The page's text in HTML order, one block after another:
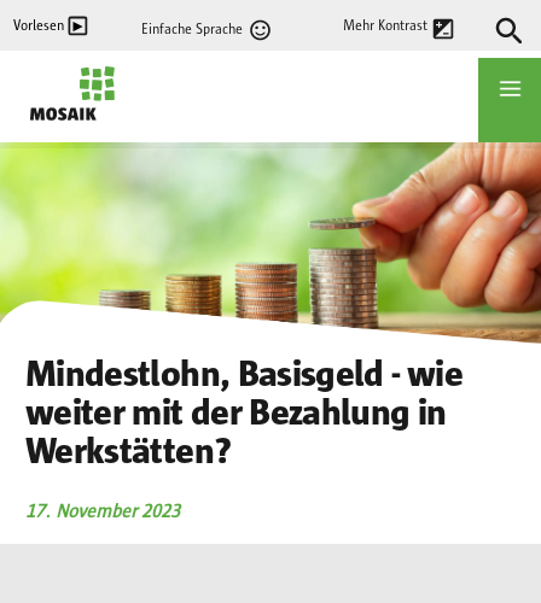
Vorlesen Einfache Sprache Mehr Kontrast
Mindestlohn, Basisgeld - wie
weiter mit der Bezahlung in
Werkstätten?
17. November 2023